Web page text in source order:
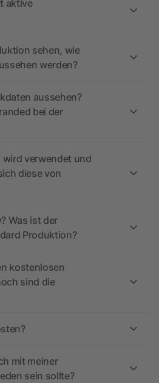
aktive
sehen, wie
werden?
aussehen?
bei der
verwendet und
diese von
Was ist der
Produktion?
kostenlosen
sind die
mit meiner
sein sollte?